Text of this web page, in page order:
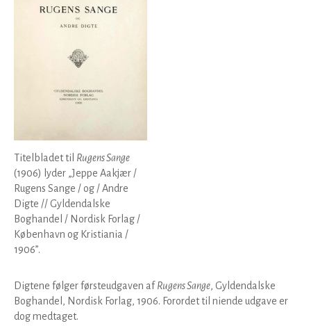
Titelbladet til Rugens Sange
(1906) lyder „Jeppe Aakjær /
Rugens Sange / og / Andre
Digte // Gyldendalske
Boghandel / Nordisk Forlag /
København og Kristiania /
1906”.
Digtene følger førsteudgaven afRugens Sange, Gyldendalske
Boghandel, Nordisk Forlag, 1906. Forordet til niende udgave er
dog medtaget.